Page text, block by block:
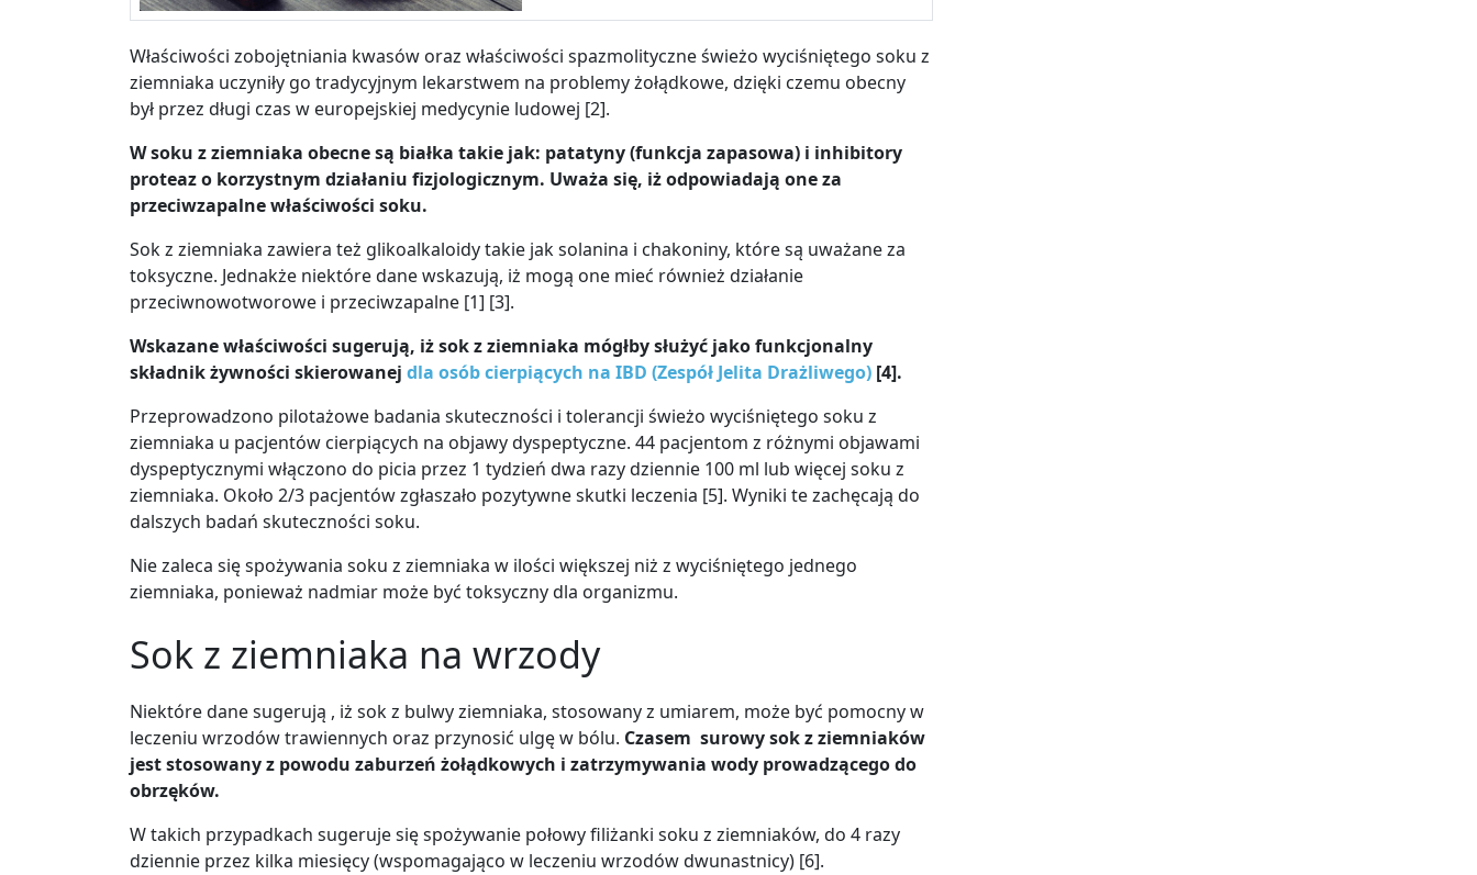
Właściwości zobojętniania kwasów oraz właściwości spazmolityczne świeżo wyciśniętego soku z
ziemniaka uczyniły go tradycyjnym lekarstwem na problemy żołądkowe, dzięki czemu obecny
był przez długi czas w europejskiej medycynie ludowej [2].
W soku z ziemniaka obecne są białka takie jak: patatyny (funkcja zapasowa) i inhibitory
proteaz o korzystnym działaniu fizjologicznym. Uważa się, iż odpowiadają one za
przeciwzapalne właściwości soku.
Sok z ziemniaka zawiera też glikoalkaloidy takie jak solanina i chakoniny, które są uważane za
toksyczne. Jednakże niektóre dane wskazują, iż mogą one mieć również działanie
przeciwnowotworowe i przeciwzapalne [1] [3].
Wskazane właściwości sugerują, iż sok z ziemniaka mógłby służyć jako funkcjonalny
składnik żywności skierowanej dla osób cierpiących na IBD (Zespół Jelita Drażliwego) [4].
Przeprowadzono pilotażowe badania skuteczności i tolerancji świeżo wyciśniętego soku z
ziemniaka u pacjentów cierpiących na objawy dyspeptyczne. 44 pacjentom z różnymi objawami
dyspeptycznymi włączono do picia przez 1 tydzień dwa razy dziennie 100 ml lub więcej soku z
ziemniaka. Około 2/3 pacjentów zgłaszało pozytywne skutki leczenia [5]. Wyniki te zachęcają do
dalszych badań skuteczności soku.
Nie zaleca się spożywania soku z ziemniaka w ilości większej niż z wyciśniętego jednego
ziemniaka, ponieważ nadmiar może być toksyczny dla organizmu.
Sok z ziemniaka na wrzody
Niektóre dane sugerują , iż sok z bulwy ziemniaka, stosowany z umiarem, może być pomocny w
leczeniu wrzodów trawiennych oraz przynosić ulgę w bólu. Czasem surowy sok z ziemniaków
jest stosowany z powodu zaburzeń żołądkowych i zatrzymywania wody prowadzącego do
obrzęków.
W takich przypadkach sugeruje się spożywanie połowy filiżanki soku z ziemniaków, do 4 razy
dziennie przez kilka miesięcy (wspomagająco w leczeniu wrzodów dwunastnicy) [6].